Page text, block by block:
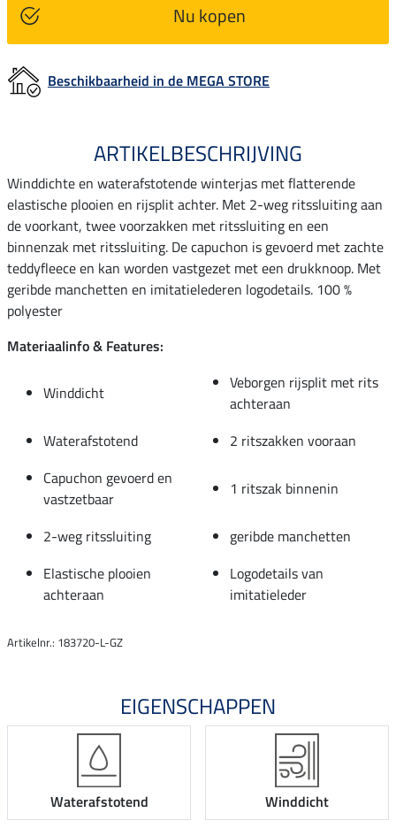
Nu kopen
Beschikbaarheid in de MEGA STORE
ARTIKELBESCHRIJVING
Winddichte en waterafstotende winterjas met flatterende
elastische plooien en rijsplit achter. Met 2-weg ritssluiting aan
de voorkant, twee voorzakken met ritssluiting en een
binnenzak met ritssluiting. De capuchon is gevoerd met zachte
teddyfleece en kan worden vastgezet met een drukknoop. Met
geribde manchetten en imitatielederen logodetails. 100 %
polyester
Materiaalinfo & Features:
Winddicht
Veborgen rijsplit met rits
achteraan
Waterafstotend
2 ritszakken vooraan
Capuchon gevoerd en
vastzetbaar
1 ritszak binnenin
2-weg ritssluiting
geribde manchetten
Elastische plooien
achteraan
Logodetails van
imitatieleder
Artikelnr.: 183720-L-GZ
EIGENSCHAPPEN
Waterafstotend Winddicht